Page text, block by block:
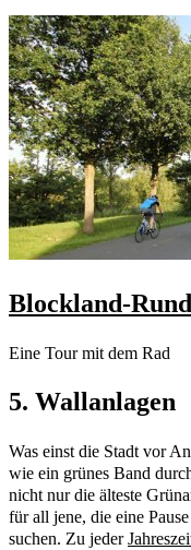
Blockland-
Eine Tour mit dem Rad
5. Wallanlagen
Was einst die Stadt vor
wie ein grünes Band
nicht nur die älteste
für all jene, die eine
suchen. Zu jeder